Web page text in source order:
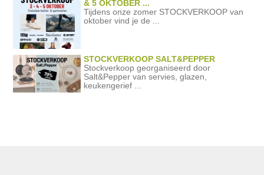
& 5 OKTOBER ...
Tijdens onze zomer STOCKVERKOOP van
oktober vind je de ...
STOCKVERKOOP SALT&PEPPER
Stockverkoop georganiseerd door
Salt&Pepper van servies, glazen,
keukengerief ...